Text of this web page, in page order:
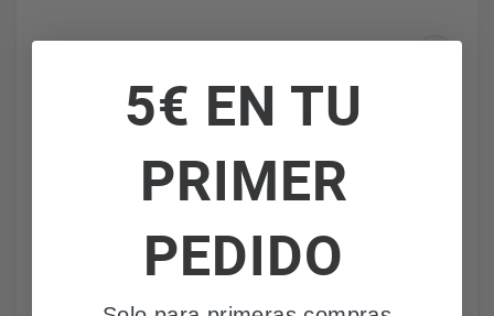
Electrolux EN6T4722NF - Lavadora de Carga Superior
Capacidad de 7Kg
Función Softplus
5€ EN TU
PRIMER
PEDIDO